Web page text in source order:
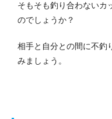
そもそも釣り合わないカ
のでしょうか？
相手と自分との間に不釣
みましょう。